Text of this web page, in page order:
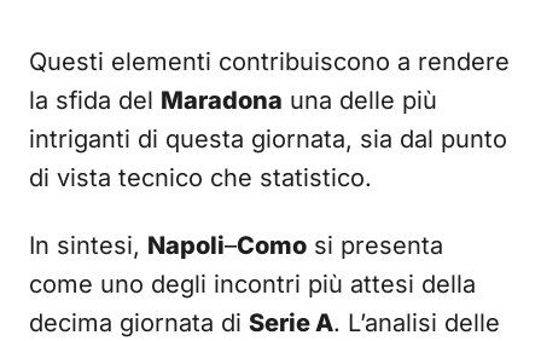
Questi elementi contribuiscono a rendere
la sfida del Maradona una delle più
intriganti di questa giornata, sia dal punto
di vista tecnico che statistico.
In sintesi, Napoli–Como si presenta
come uno degli incontri più attesi della
decima giornata di Serie A. L’analisi delle